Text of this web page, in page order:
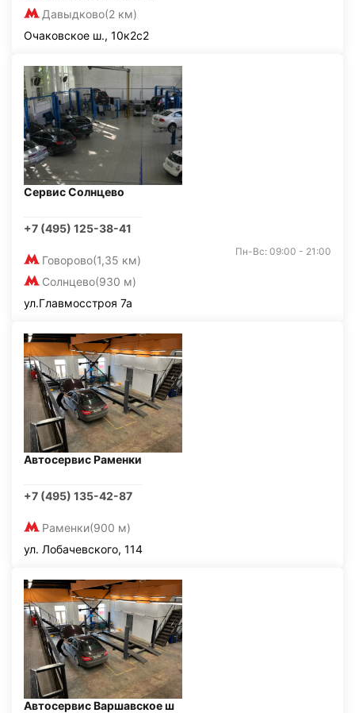
Давыдково(2 км)
Очаковское ш., 10к2с2
Сервис Солнцево
+7 (495) 125-38-41
Говорово(1,35 км)
Солнцево(930 м)
Пн-Вс: 09:00 - 21:00
ул.Главмосстроя 7а
Автосервис Раменки
+7 (495) 135-42-87
Раменки(900 м)
ул. Лобачевского, 114
Автосервис Варшавское ш